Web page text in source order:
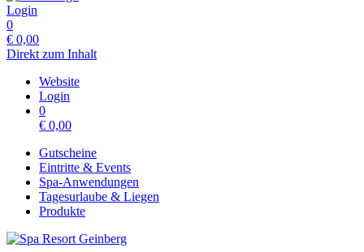
Login
0
€ 0,00
Direkt zum Inhalt
Website
Login
0
€ 0,00
Gutscheine
Eintritte & Events
Spa-Anwendungen
Tagesurlaube & Liegen
Produkte